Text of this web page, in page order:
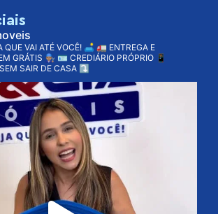
QUE VAI ATÉ VOCÊ! 🛋️ 🚛 ENTREGA E
GRÁTIS 👨🏽‍🔧 🪪 CREDIÁRIO PRÓPRIO 📱
SAIR DE CASA ⤵️